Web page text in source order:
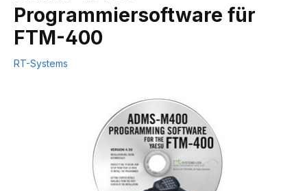
Programmiersoftware für
FTM-400
RT-Systems